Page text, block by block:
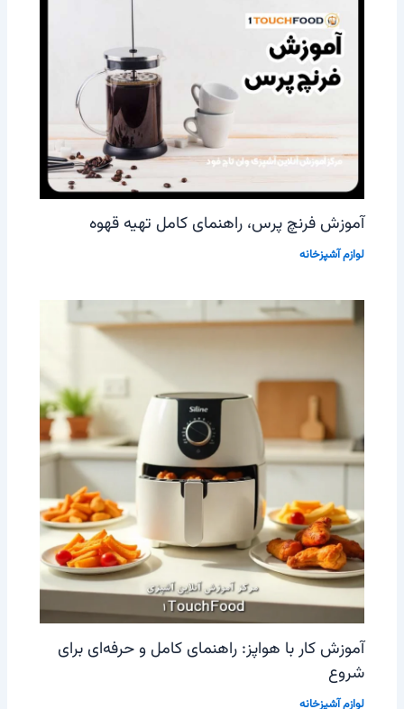
آموزش فرنچ پرس، راهنمای کامل تهیه قهوه
لوازم آشپزخانه
آموزش کار با هواپز: راهنمای کامل و حرفه‌ای برای
شروع
لوازم آشپزخانه